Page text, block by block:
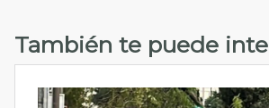
También te puede